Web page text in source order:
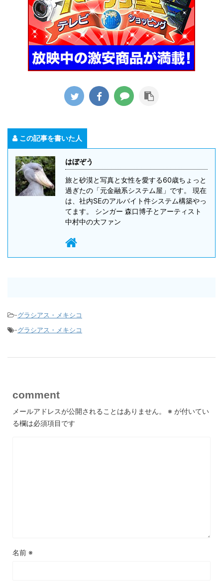
この記事を書いた人
はぼぞう
旅と砂漠と写真と女性を愛する60歳ちょっと
過ぎたの「元金融系システム屋」です。 現在
は、社内SEのアルバイト件システム構築やっ
てます。 シンガー 森口博子とアーティスト
中村中の大ファン
-グラシアス・メキシコ
-グラシアス・メキシコ
comment
メールアドレスが公開されることはありません。 ※ が付いてい
る欄は必須項目です
名前 ※